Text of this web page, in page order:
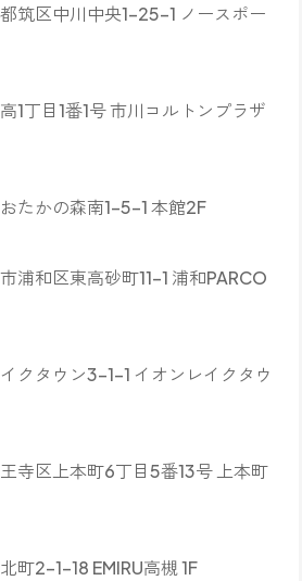
筑区中川中央1-25-1 ノースポー
1丁目1番1号 市川コルトンプラザ
たかの森南1-5-1 本館2F
浦和区東高砂町11-1 浦和PARCO
クタウン3-1-1 イオンレイクタウ
寺区上本町6丁目5番13号 上本町
町2-1-18 EMIRU高槻 1F